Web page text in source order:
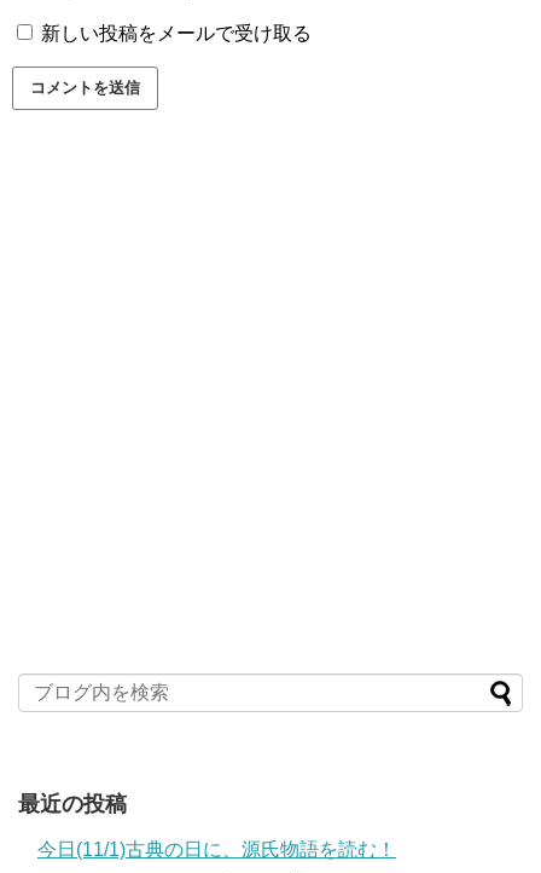
新しい投稿をメールで受け取る
最近の投稿
今日(11/1)古典の日に、源氏物語を読む！